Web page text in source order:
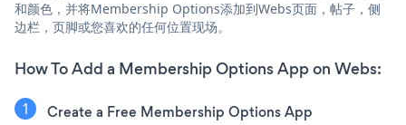
和颜色，并将Membership Options添加到Webs页面，帖子，侧
边栏，页脚或您喜欢的任何位置现场。
How To Add a Membership Options App on Webs:
Create a Free Membership Options App